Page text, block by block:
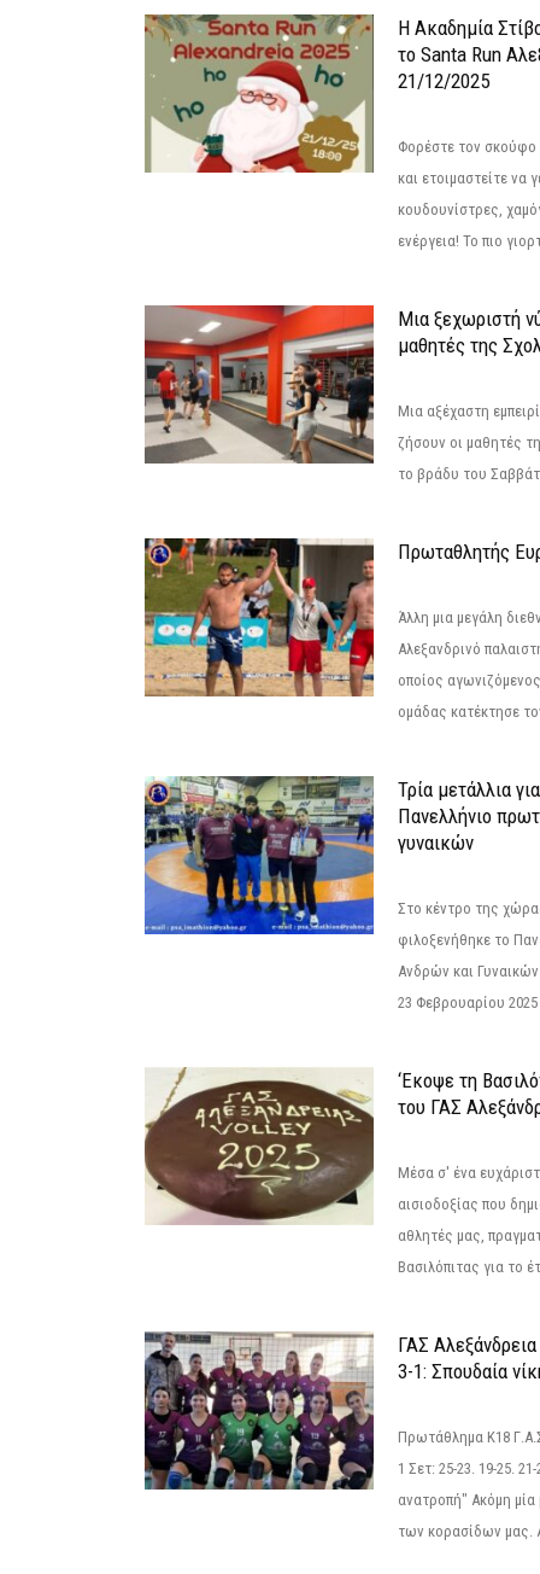
Η Ακαδημία
το Santa Run
21/12/2025
Φορέστε τον σκούφο
και ετοιμαστείτε να
κουδουνίστρες,
ενέργεια! Το πιο
Μια ξεχωριστή
μαθητές της
Μια αξέχαστη
ζήσουν οι μαθητές
το βράδυ του
Πρωταθλητής
Άλλη μια μεγάλη
Αλεξανδρινό
οποίος
ομάδας κατέκτησε
Τρία μετάλλια
Πανελλήνιο
γυναικών
Στο κέντρο της
φιλοξενήθηκε το
Ανδρών και
23 Φεβρουαρίου
‘Εκοψε τη
του ΓΑΣ
Μέσα σ' ένα
αισιοδοξίας που
αθλητές μας,
Βασιλόπιτας για το
ΓΑΣ
3-1: Σπουδαία
Πρωτάθλημα Κ18
1 Σετ: 25-23. 19-25.
ανατροπή" Ακόμη μία
των κορασίδων μας.